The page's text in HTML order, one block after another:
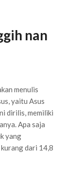
nan
menulis
yaitu Asus
dirilis, memiliki
Apa saja
yang
dari 14,8